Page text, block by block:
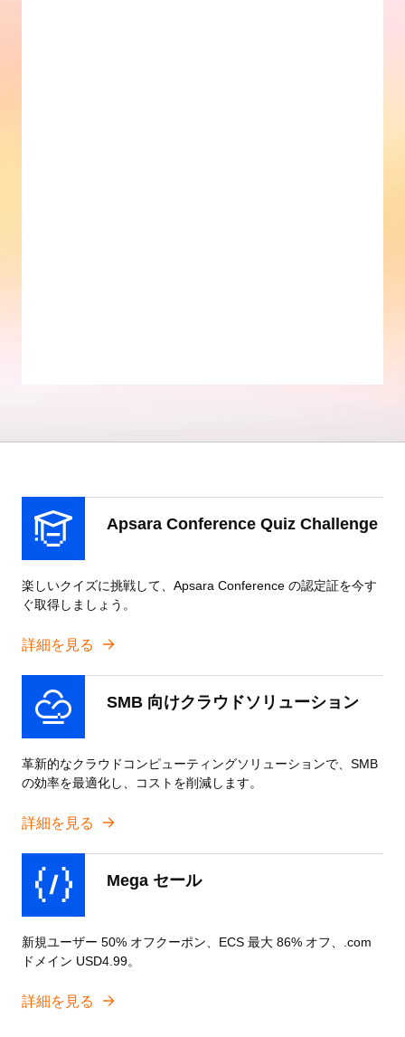
Apsara Conference Quiz Challenge
楽しいクイズに挑戦して、Apsara Conference の認定証を今す
ぐ取得しましょう。
詳細を見る
SMB 向けクラウドソリューション
革新的なクラウドコンピューティングソリューションで、SMB
の効率を最適化し、コストを削減します。
詳細を見る
Mega セール
新規ユーザー 50% オフクーポン、ECS 最大 86% オフ、.com
ドメイン USD4.99。
詳細を見る